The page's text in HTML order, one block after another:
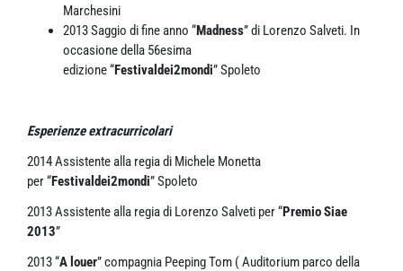
Marchesini
2013 Saggio di fine anno “Madness” di Lorenzo Salveti. In
occasione della 56esima
edizione “Festivaldei2mondi” Spoleto
Esperienze extracurricolari
2014 Assistente alla regia di Michele Monetta
per “Festivaldei2mondi” Spoleto
2013 Assistente alla regia di Lorenzo Salveti per “Premio Siae
2013”
2013 “A louer” compagnia Peeping Tom ( Auditorium parco della